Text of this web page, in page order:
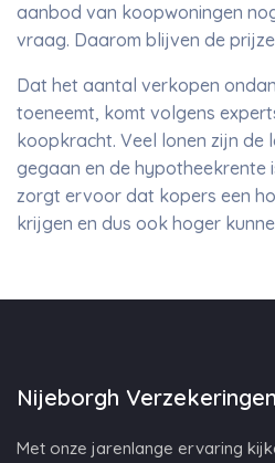
aanbod van koopwoningen
vraag. Daarom blijven de
Dat het aantal verkopen
toeneemt, komt volgens
koopkracht. Veel lonen zijn
gegaan en de hypotheekrente
zorgt ervoor dat kopers een
krijgen en dus ook hoger
Nijeborgh Verzekeringen
Met onze jarenlange ervaring